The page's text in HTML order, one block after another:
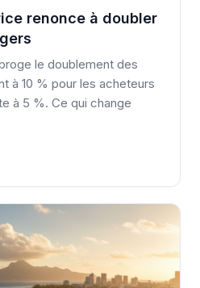
renonce à doubler
le doublement des
à 10 % pour les acheteurs
à 5 %. Ce qui change